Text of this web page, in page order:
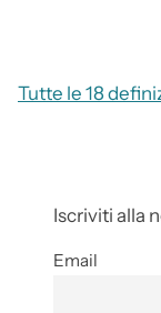
Tutte le 18
Iscriviti alla
Email